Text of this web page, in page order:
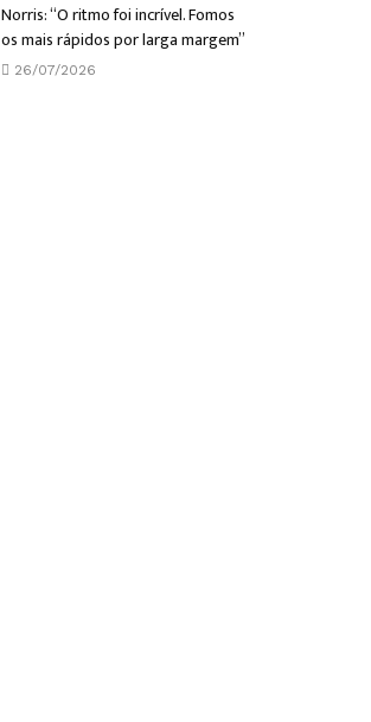
Norris: “O ritmo foi incrível. Fomos
os mais rápidos por larga margem”
26/07/2026